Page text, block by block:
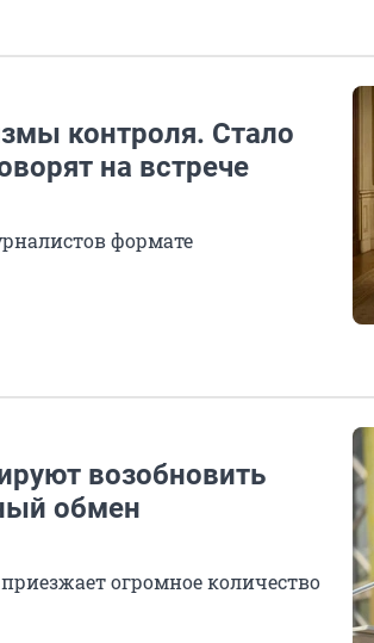
контроля. Стало
на встрече
формате
возобновить
обмен
огромное количество